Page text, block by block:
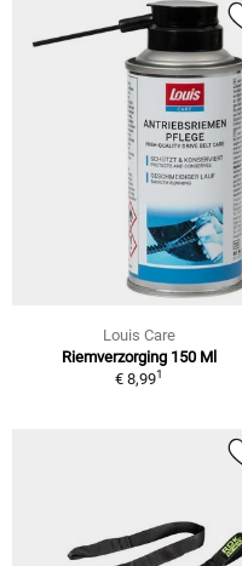
Louis Care
Riemverzorging 150 Ml
€ 8,991